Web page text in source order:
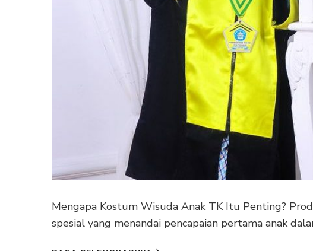
Mengapa Kostum Wisuda Anak TK Itu Penting?
spesial yang menandai pencapaian pertama anak